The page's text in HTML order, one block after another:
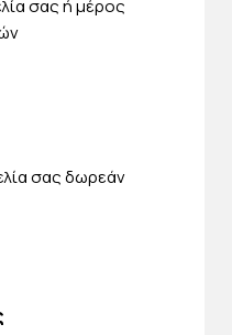
σας ή μέρος
σας δωρεάν